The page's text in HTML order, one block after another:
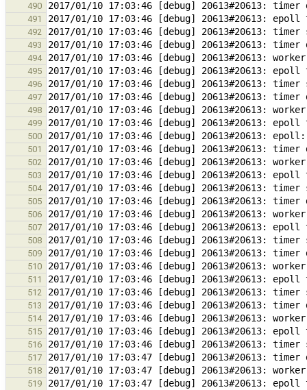
490
491
492
493
494
495
496
497
498
499
500
501
502
503
504
505
506
507
508
509
510
511
512
513
514
515
516
517
518
519